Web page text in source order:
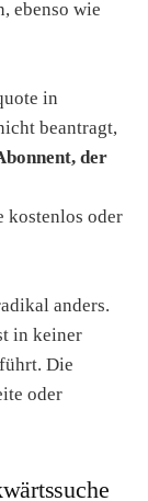
ebenso wie
in
beantragt,
der
kostenlos oder
anders.
in keiner
Die
oder